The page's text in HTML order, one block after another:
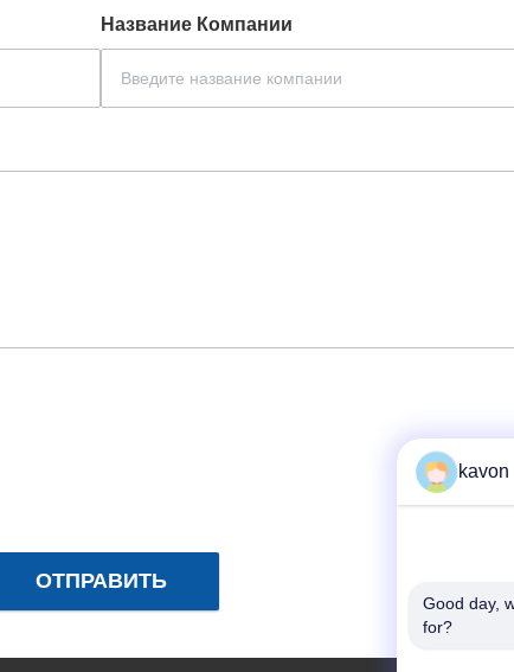
Название Компании
ОТПРАВИТЬ
kavon
Good day,
for?